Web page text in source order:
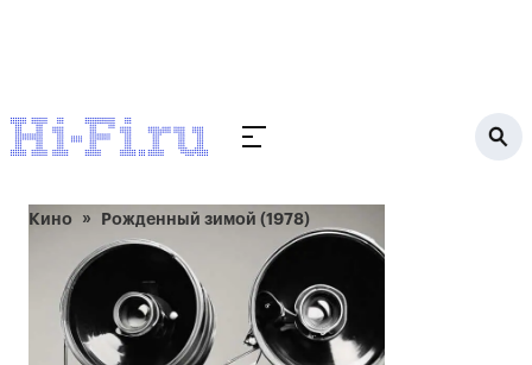
Кино Рожденный зимой (1978)